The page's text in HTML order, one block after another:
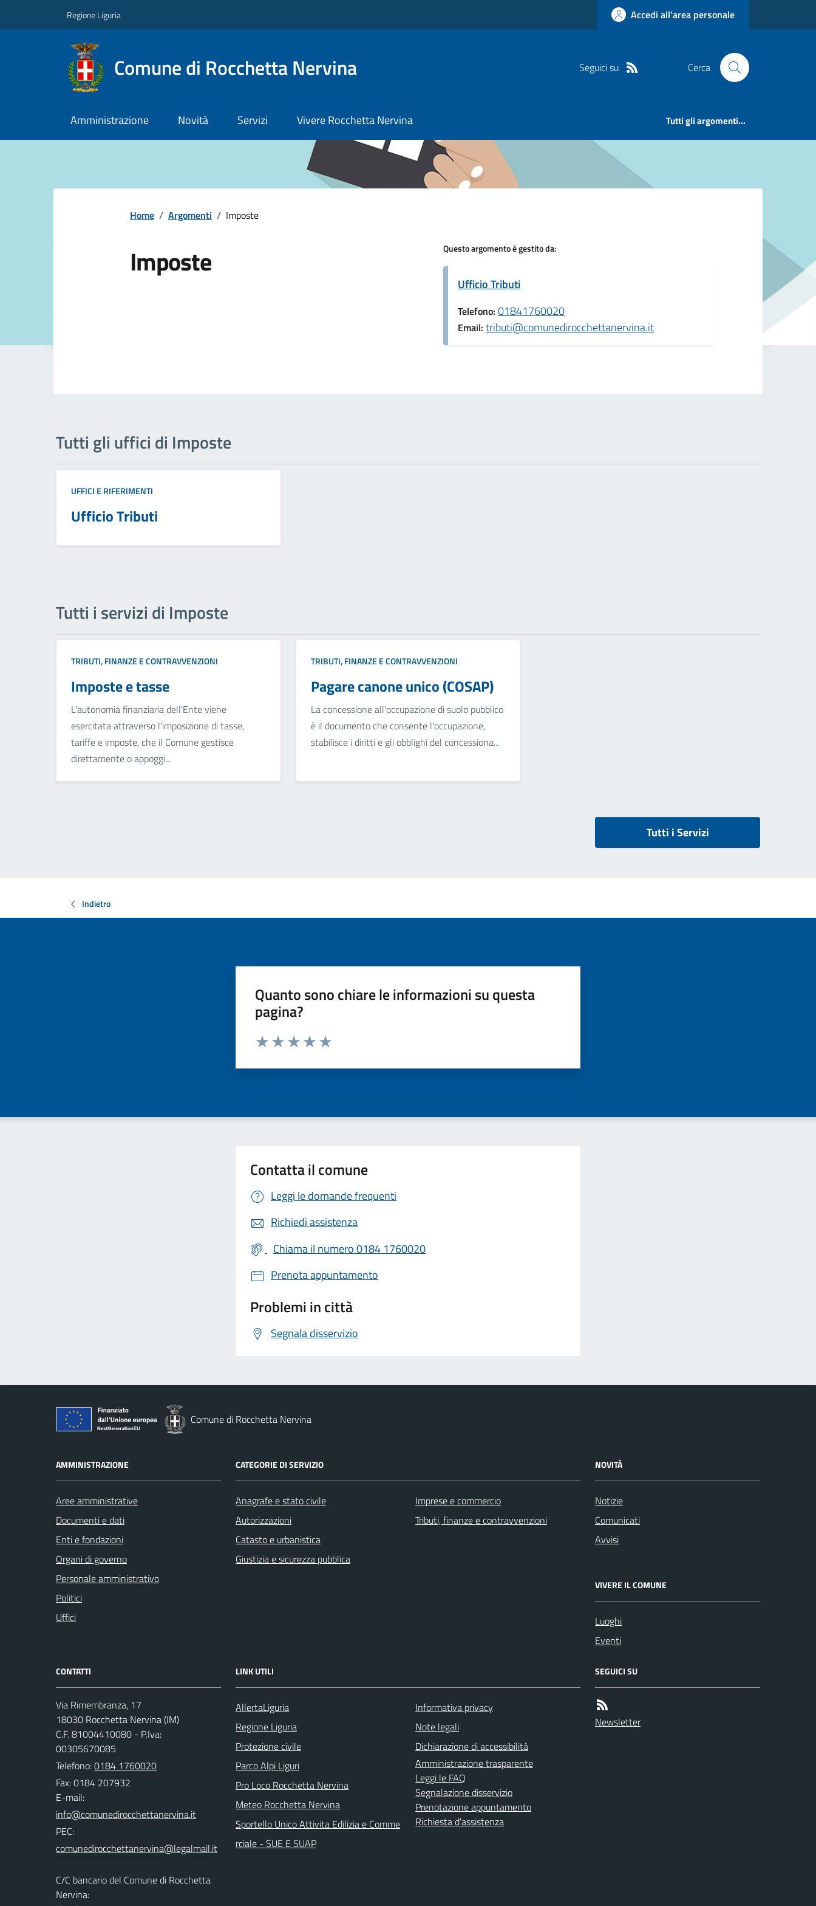
Regione Liguria Accedi all'area personale
Comune di Rocchetta Nervina Seguici su Cerca
Amministrazione Novità Servizi Vivere Rocchetta Nervina Tutti gli argomenti...
Home / Argomenti / Imposte
Imposte Questo argomento è gestito da:
Ufficio Tributi
Telefono: 01841760020
Email: tributi@comunedirocchettanervina.it
Tutti gli uffici di Imposte
UFFICI E RIFERIMENTI
Ufficio Tributi
Tutti i servizi di Imposte
TRIBUTI, FINANZE E CONTRAVVENZIONI
Imposte e tasse
L'autonomia finanziaria dell'Ente viene
esercitata attraverso l'imposizione di tasse,
tariffe e imposte, che il Comune gestisce
direttamente o appoggi...
TRIBUTI, FINANZE E CONTRAVVENZIONI
Pagare canone unico (COSAP)
La concessione all'occupazione di suolo pubblico
è il documento che consente l'occupazione,
stabilisce i diritti e gli obblighi del concessiona...
Tutti i Servizi
Indietro
Quanto sono chiare le informazioni su questa
pagina?
Valuta da 1 a 5 stelle la pagina
Contatta il comune
Leggi le domande frequenti
Richiedi assistenza
Chiama il numero 0184 1760020
Prenota appuntamento
Problemi in città
Segnala disservizio
Comune di Rocchetta Nervina
AMMINISTRAZIONE
Aree amministrative
Documenti e dati
Enti e fondazioni
Organi di governo
Personale amministrativo
Politici
Uffici
CATEGORIE DI SERVIZIO
Anagrafe e stato civile
Autorizzazioni
Catasto e urbanistica
Giustizia e sicurezza pubblica
Imprese e commercio
Tributi, finanze e contravvenzioni
NOVITÀ
Notizie
Comunicati
Avvisi
VIVERE IL COMUNE
Luoghi
Eventi
CONTATTI
Via Rimembranza, 17
18030 Rocchetta Nervina (IM)
C.F. 81004410080 - P.Iva:
00305670085
Telefono:0184 1760020
Fax: 0184 207932
E-mail:
PEC:
C/C bancario del Comune di Rocchetta
Nervina:
LINK UTILI
AllertaLiguria
Regione Liguria
Protezione civile
Parco Alpi Liguri
Pro Loco Rocchetta Nervina
Meteo Rocchetta Nervina
Sportello Unico Attivita Edilizia e Comme
rciale - SUE E SUAP
Informativa privacy
Note legali
Dichiarazione di accessibilità
Amministrazione trasparente
Leggi le FAQ
Segnalazione disservizio
Prenotazione appuntamento
Richiesta d'assistenza
SEGUICI SU
Newsletter